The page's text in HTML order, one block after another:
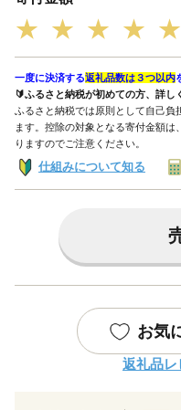
★ ★ ★ ★ ★
一度に決済する返礼品数は３つ以内
🔰ふるさと納税が初めての方、詳し
ふるさと納税では原則として自己負
ます。控除の対象となる寄付金額
りますのでご注意ください。
仕組みについて知る
お気
返礼品レ